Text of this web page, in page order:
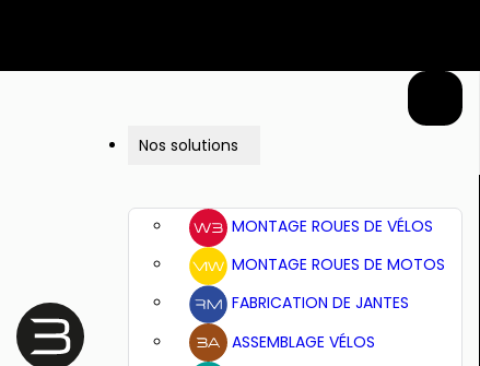
Nos solutions
MONTAGE ROUES DE VÉLOS
MONTAGE ROUES DE MOTOS
FABRICATION DE JANTES
ASSEMBLAGE VÉLOS